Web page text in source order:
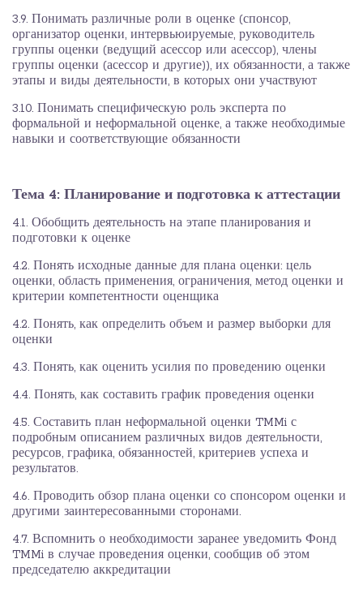
3.9. Понимать различные роли в оценке (спонсор,
организатор оценки, интервьюируемые, руководитель
группы оценки (ведущий асессор или асессор), члены
группы оценки (асессор и другие)), их обязанности, а также
этапы и виды деятельности, в которых они участвуют
3.10. Понимать специфическую роль эксперта по
формальной и неформальной оценке, а также необходимые
навыки и соответствующие обязанности
Тема 4: Планирование и подготовка к аттестации
4.1. Обобщить деятельность на этапе планирования и
подготовки к оценке
4.2. Понять исходные данные для плана оценки: цель
оценки, область применения, ограничения, метод оценки и
критерии компетентности оценщика
4.2. Понять, как определить объем и размер выборки для
оценки
4.3. Понять, как оценить усилия по проведению оценки
4.4. Понять, как составить график проведения оценки
4.5. Составить план неформальной оценки TMMi с
подробным описанием различных видов деятельности,
ресурсов, графика, обязанностей, критериев успеха и
результатов.
4.6. Проводить обзор плана оценки со спонсором оценки и
другими заинтересованными сторонами.
4.7. Вспомнить о необходимости заранее уведомить Фонд
TMMi в случае проведения оценки, сообщив об этом
председателю аккредитации